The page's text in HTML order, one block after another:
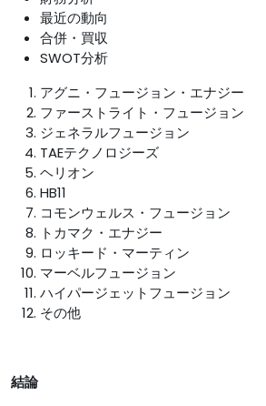
最近の動向
合併・買収
SWOT分析
アグニ・フュージョン・エナジー
ファーストライト・フュージョン
ジェネラルフュージョン
TAEテクノロジーズ
ヘリオン
HB11
コモンウェルス・フュージョン
トカマク・エナジー
ロッキード・マーティン
マーベルフュージョン
ハイパージェットフュージョン
その他
結論